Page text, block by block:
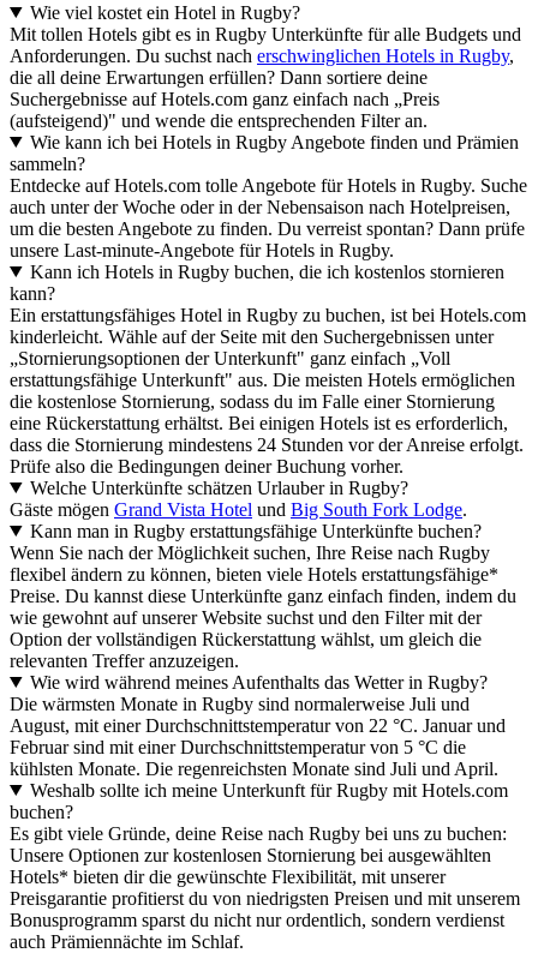
Wie viel kostet ein Hotel in Rugby?
Mit tollen Hotels gibt es in Rugby Unterkünfte für alle Budgets und
Anforderungen. Du suchst nach erschwinglichen Hotels in Rugby,
die all deine Erwartungen erfüllen? Dann sortiere deine
Suchergebnisse auf Hotels.com ganz einfach nach „Preis
(aufsteigend)" und wende die entsprechenden Filter an.
Wie kann ich bei Hotels in Rugby Angebote finden und Prämien
sammeln?
Entdecke auf Hotels.com tolle Angebote für Hotels in Rugby. Suche
auch unter der Woche oder in der Nebensaison nach Hotelpreisen,
um die besten Angebote zu finden. Du verreist spontan? Dann prüfe
unsere Last-minute-Angebote für Hotels in Rugby.
Kann ich Hotels in Rugby buchen, die ich kostenlos stornieren
kann?
Ein erstattungsfähiges Hotel in Rugby zu buchen, ist bei Hotels.com
kinderleicht. Wähle auf der Seite mit den Suchergebnissen unter
„Stornierungsoptionen der Unterkunft" ganz einfach „Voll
erstattungsfähige Unterkunft" aus. Die meisten Hotels ermöglichen
die kostenlose Stornierung, sodass du im Falle einer Stornierung
eine Rückerstattung erhältst. Bei einigen Hotels ist es erforderlich,
dass die Stornierung mindestens 24 Stunden vor der Anreise erfolgt.
Prüfe also die Bedingungen deiner Buchung vorher.
Welche Unterkünfte schätzen Urlauber in Rugby?
Gäste mögen Grand Vista Hotel und Big South Fork Lodge.
Kann man in Rugby erstattungsfähige Unterkünfte buchen?
Wenn Sie nach der Möglichkeit suchen, Ihre Reise nach Rugby
flexibel ändern zu können, bieten viele Hotels erstattungsfähige*
Preise. Du kannst diese Unterkünfte ganz einfach finden, indem du
wie gewohnt auf unserer Website suchst und den Filter mit der
Option der vollständigen Rückerstattung wählst, um gleich die
relevanten Treffer anzuzeigen.
Wie wird während meines Aufenthalts das Wetter in Rugby?
Die wärmsten Monate in Rugby sind normalerweise Juli und
August, mit einer Durchschnittstemperatur von 22 °C. Januar und
Februar sind mit einer Durchschnittstemperatur von 5 °C die
kühlsten Monate. Die regenreichsten Monate sind Juli und April.
Weshalb sollte ich meine Unterkunft für Rugby mit Hotels.com
buchen?
Es gibt viele Gründe, deine Reise nach Rugby bei uns zu buchen:
Unsere Optionen zur kostenlosen Stornierung bei ausgewählten
Hotels* bieten dir die gewünschte Flexibilität, mit unserer
Preisgarantie profitierst du von niedrigsten Preisen und mit unserem
Bonusprogramm sparst du nicht nur ordentlich, sondern verdienst
auch Prämiennächte im Schlaf.